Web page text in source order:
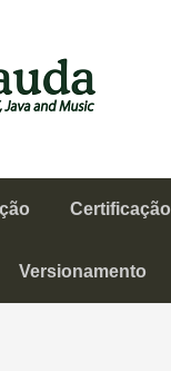
Mauda
IT, Java and Music
Versionamento